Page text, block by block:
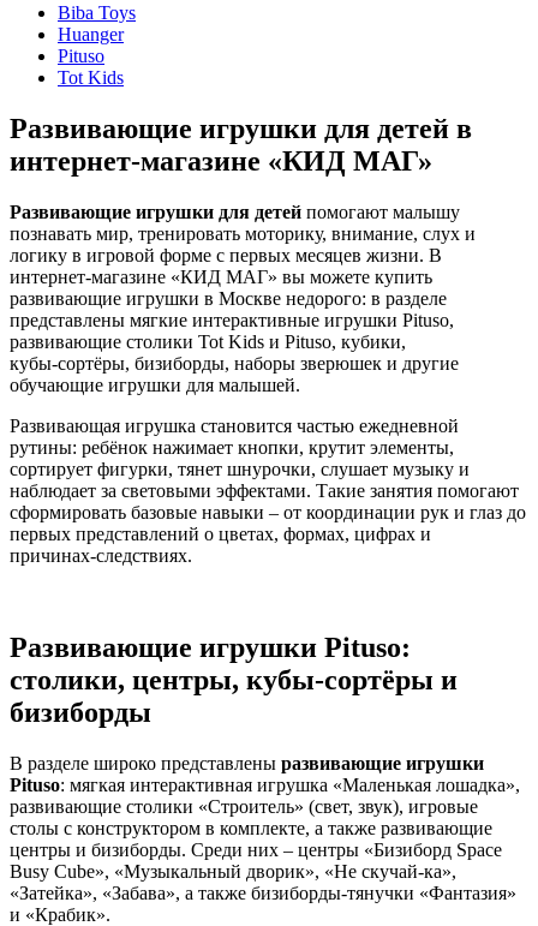
Biba Toys
Huanger
Pituso
Tot Kids
Развивающие игрушки для детей в
интернет‑магазине «КИД МАГ»
Развивающие игрушки для детей помогают малышу
познавать мир, тренировать моторику, внимание, слух и
логику в игровой форме с первых месяцев жизни. В
интернет‑магазине «КИД МАГ» вы можете купить
развивающие игрушки в Москве недорого: в разделе
представлены мягкие интерактивные игрушки Pituso,
развивающие столики Tot Kids и Pituso, кубики,
кубы‑сортёры, бизиборды, наборы зверюшек и другие
обучающие игрушки для малышей.
Развивающая игрушка становится частью ежедневной
рутины: ребёнок нажимает кнопки, крутит элементы,
сортирует фигурки, тянет шнурочки, слушает музыку и
наблюдает за световыми эффектами. Такие занятия помогают
сформировать базовые навыки – от координации рук и глаз до
первых представлений о цветах, формах, цифрах и
причинах‑следствиях.
Развивающие игрушки Pituso:
столики, центры, кубы‑сортёры и
бизиборды
В разделе широко представлены развивающие игрушки
Pituso: мягкая интерактивная игрушка «Маленькая лошадка»,
развивающие столики «Строитель» (свет, звук), игровые
столы с конструктором в комплекте, а также развивающие
центры и бизиборды. Среди них – центры «Бизиборд Space
Busy Cube», «Музыкальный дворик», «Не скучай‑ка»,
«Затейка», «Забава», а также бизиборды‑тянучки «Фантазия»
и «Крабик».